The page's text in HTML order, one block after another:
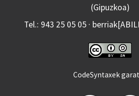
(Gipuzkoa)
Tel.: 943 25 05 05 ·
CodeSyntaxek